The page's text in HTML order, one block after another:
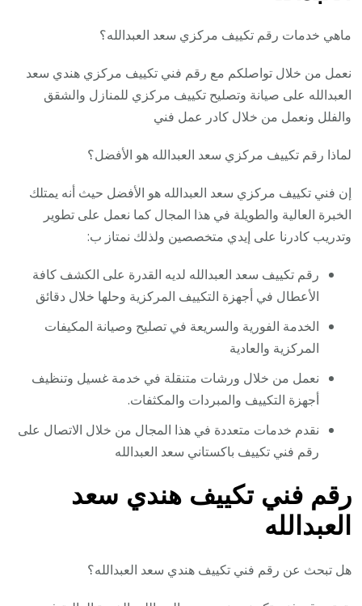
ماهي خدمات رقم تكييف مركزي سعد العبدالله؟
نعمل من خلال تواصلكم مع رقم فني تكييف مركزي هندي سعد
العبدالله على صيانة وتصليح تكييف مركزي للمنازل والشقق
والفلل ونعمل من خلال كادر عمل فني
لماذا رقم تكييف مركزي سعد العبدالله هو الأفضل؟
إن فني تكييف مركزي سعد العبدالله هو الأفضل حيث أنه يمتلك
الخبرة العالية والطويلة في هذا المجال كما نعمل على تطوير
وتدريب كادرنا على إيدي متخصصين ولذلك نمتاز ب:
رقم تكييف سعد العبدالله لديه القدرة على الكشف كافة
الأعطال في أجهزة التكييف المركزية وحلها خلال دقائق
الخدمة الفورية والسريعة في تصليح وصيانة المكيفات
المركزية والعادية
نعمل من خلال ورشات متنقلة في خدمة غسيل وتنظيف
أجهزة التكييف والمبردات والمكثفات.
نقدم خدمات متعددة في هذا المجال من خلال الاتصال على
رقم فني تكييف باكستاني سعد العبدالله
رقم فني تكييف هندي سعد
العبدالله
هل تبحث عن رقم فني تكييف هندي سعد العبدالله؟